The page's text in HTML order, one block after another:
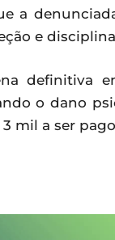
a
e
definitiva
o dano
mil a ser